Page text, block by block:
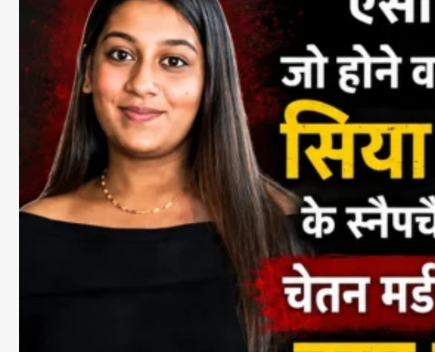
Facebook
X WhatsApp
Share
Read Latest News on
AIN NEWS 1 App